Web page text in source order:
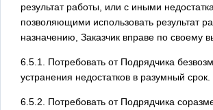
результат работы, или с иными
позволяющими использовать результат
назначению, Заказчик вправе по своему
6.5.1. Потребовать от Подрядчика
устранения недостатков в разумный срок.
6.5.2. Потребовать от Подрядчика